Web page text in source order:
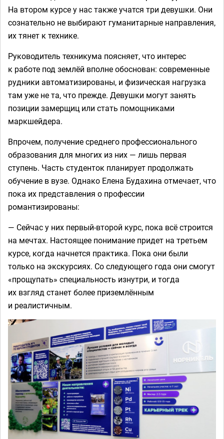
На втором курсе у нас также учатся три девушки. Они
сознательно не выбирают гуманитарные направления,
их тянет к технике.
Руководитель техникума поясняет, что интерес
к работе под землёй вполне обоснован: современные
рудники автоматизированы, и физическая нагрузка
там уже не та, что прежде. Девушки могут занять
позиции замерщиц или стать помощниками
маркшейдера.
Впрочем, получение среднего профессионального
образования для многих из них — лишь первая
ступень. Часть студенток планирует продолжать
обучение в вузе. Однако Елена Будахина отмечает, что
пока их представления о профессии
романтизированы:
— Сейчас у них первый-второй курс, пока всё строится
на мечтах. Настоящее понимание придет на третьем
курсе, когда начнется практика. Пока они были
только на экскурсиях. Со следующего года они смогут
«прощупать» специальность изнутри, и тогда
их взгляд станет более приземлённым
и реалистичным.